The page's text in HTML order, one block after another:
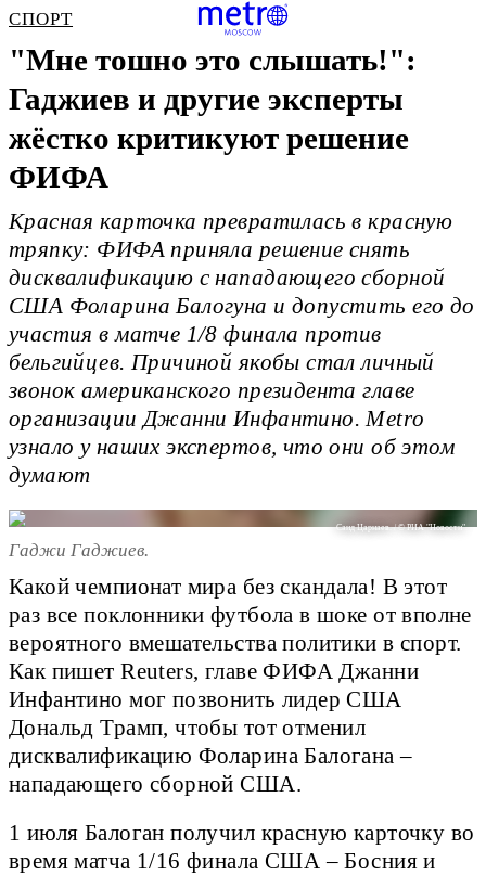
СПОРТ
"Мне тошно это слышать!":
Гаджиев и другие эксперты
жёстко критикуют решение
ФИФА
Красная карточка превратилась в красную
тряпку: ФИФА приняла решение снять
дисквалификацию с нападающего сборной
США Фоларина Балогуна и допустить его до
участия в матче 1/8 финала против
бельгийцев. Причиной якобы стал личный
звонок американского президента главе
организации Джанни Инфантино. Metrо
узнало у наших экспертов, что они об этом
думают
Саид Царнаев. / © РИА "Новости".
Гаджи Гаджиев.
Какой чемпионат мира без скандала! В этот
раз все поклонники футбола в шоке от вполне
вероятного вмешательства политики в спорт.
Как пишет Reuters, главе ФИФА Джанни
Инфантино мог позвонить лидер США
Дональд Трамп, чтобы тот отменил
дисквалификацию Фоларина Балогана –
нападающего сборной США.
1 июля Балоган получил красную карточку во
время матча 1/16 финала США – Босния и